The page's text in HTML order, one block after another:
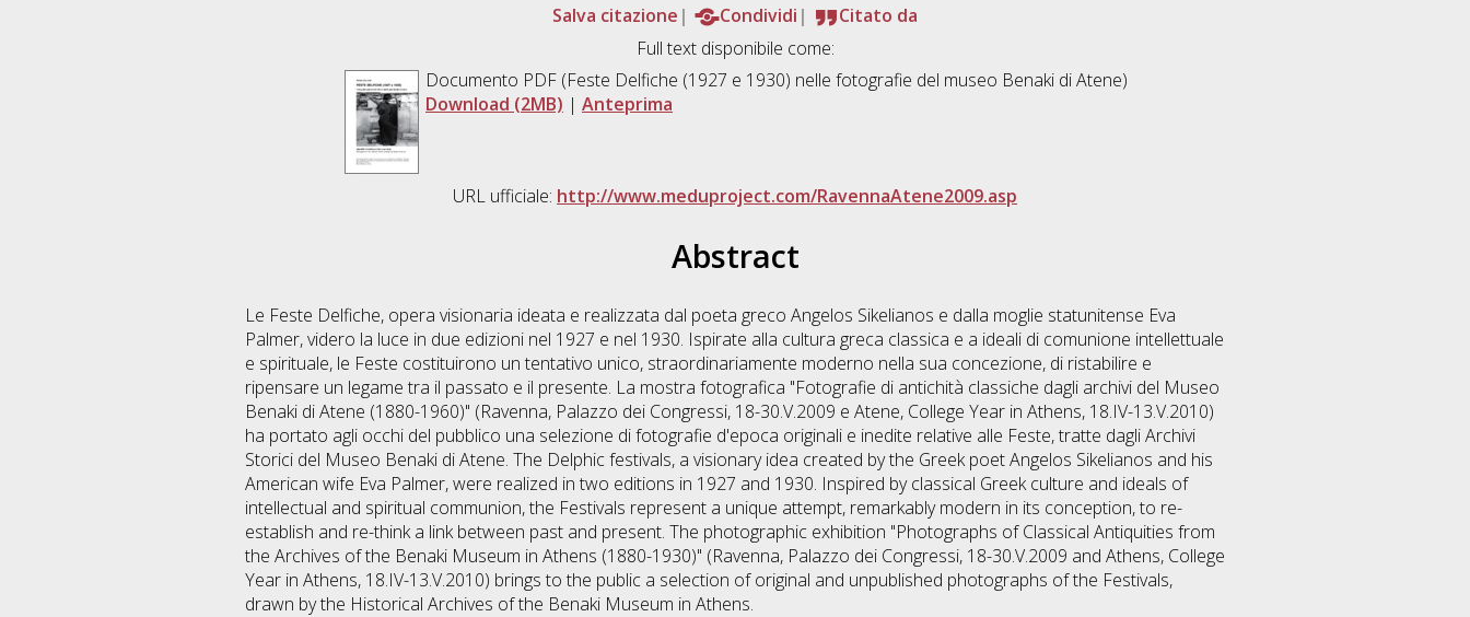
Salva citazione
Condividi
Citato da
Full text disponibile come:
Documento PDF (Feste Delfiche (1927 e 1930) nelle fotografie del museo Benaki di Atene)
Download (2MB) | Anteprima
URL ufficiale: http://www.meduproject.com/RavennaAtene2009.asp
Abstract
Le Feste Delfiche, opera visionaria ideata e realizzata dal poeta greco Angelos Sikelianos e dalla moglie statunitense Eva
Palmer, videro la luce in due edizioni nel 1927 e nel 1930. Ispirate alla cultura greca classica e a ideali di comunione intellettuale
e spirituale, le Feste costituirono un tentativo unico, straordinariamente moderno nella sua concezione, di ristabilire e
ripensare un legame tra il passato e il presente. La mostra fotografica "Fotografie di antichità classiche dagli archivi del Museo
Benaki di Atene (1880-1960)" (Ravenna, Palazzo dei Congressi, 18-30.V.2009 e Atene, College Year in Athens, 18.IV-13.V.2010)
ha portato agli occhi del pubblico una selezione di fotografie d'epoca originali e inedite relative alle Feste, tratte dagli Archivi
Storici del Museo Benaki di Atene. The Delphic festivals, a visionary idea created by the Greek poet Angelos Sikelianos and his
American wife Eva Palmer, were realized in two editions in 1927 and 1930. Inspired by classical Greek culture and ideals of
intellectual and spiritual communion, the Festivals represent a unique attempt, remarkably modern in its conception, to re-
establish and re-think a link between past and present. The photographic exhibition "Photographs of Classical Antiquities from
the Archives of the Benaki Museum in Athens (1880-1930)" (Ravenna, Palazzo dei Congressi, 18-30.V.2009 and Athens, College
Year in Athens, 18.IV-13.V.2010) brings to the public a selection of original and unpublished photographs of the Festivals,
drawn by the Historical Archives of the Benaki Museum in Athens.